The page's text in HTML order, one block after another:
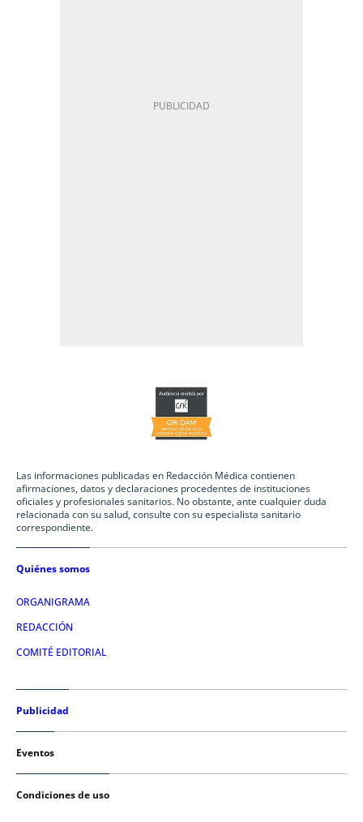
Las informaciones publicadas en Redacción Médica contienen
afirmaciones, datos y declaraciones procedentes de instituciones
oficiales y profesionales sanitarios. No obstante, ante cualquier duda
relacionada con su salud, consulte con su especialista sanitario
correspondiente.
Quiénes somos
ORGANIGRAMA
REDACCIÓN
COMITÉ EDITORIAL
Publicidad
Eventos
Condiciones de uso